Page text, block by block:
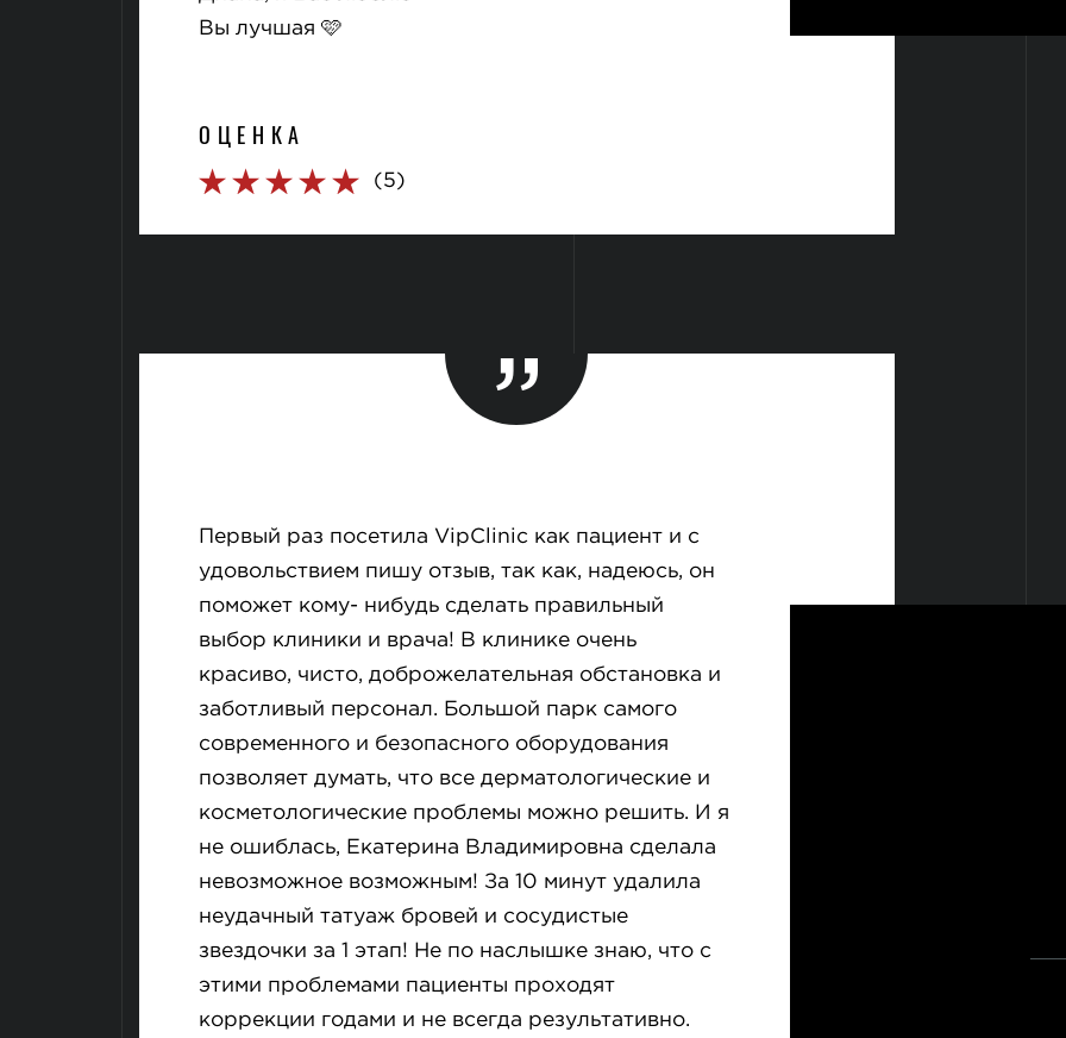
Вы лучшая 🩷
ОЦЕНКА
(5)
Первый раз посетила VipСlinic как пациент и с
удовольствием пишу отзыв, так как, надеюсь, он
поможет кому- нибудь сделать правильный
выбор клиники и врача! В клинике очень
красиво, чисто, доброжелательная обстановка и
заботливый персонал. Большой парк самого
современного и безопасного оборудования
позволяет думать, что все дерматологические и
косметологические проблемы можно решить. И я
не ошиблась, Екатерина Владимировна сделала
невозможное возможным! За 10 минут удалила
неудачный татуаж бровей и сосудистые
звездочки за 1 этап! Не по наслышке знаю, что с
этими проблемами пациенты проходят
коррекции годами и не всегда результативно.